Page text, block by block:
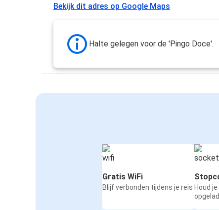
Bekijk dit adres op Google Maps
Halte gelegen voor de 'Pingo Doce'.
Gratis WiFi
Blijf verbonden tijdens je reis Houd